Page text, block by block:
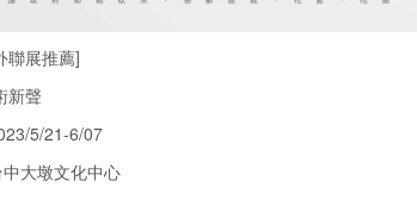
聯展推薦]
新聲
5/21-6/07
大墩文化中心